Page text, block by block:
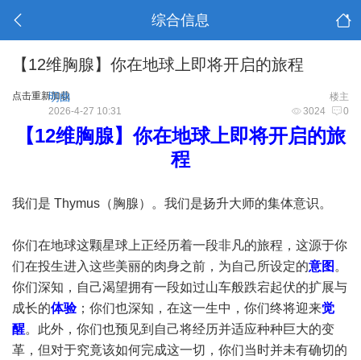
综合信息
【12维胸腺】你在地球上即将开启的旅程
点击重新加载 楼主
明曲
3024 0
2026-4-27 10:31
【12维胸腺】你在地球上即将开启的旅
程
我们是 Thymus（胸腺）。我们是扬升大师的集体意识。
你们在地球这颗星球上正经历着一段非凡的旅程，这源于你
们在投生进入这些美丽的肉身之前，为自己所设定的意图 。
你们深知，自己渴望拥有一段如过山车般跌宕起伏的扩展与
成长的体验；你们也深知，在这一生中，你们终将迎来觉
醒。此外，你们也预见到自己将经历并适应种种巨大的变
革，但对于究竟该如何完成这一切，你们当时并未有确切的